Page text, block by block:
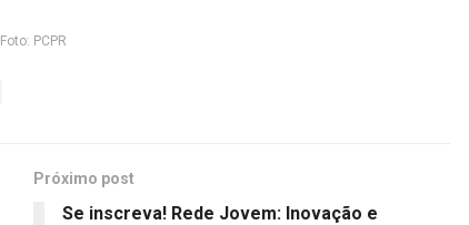
Foto: PCPR
Próximo post
Se inscreva! Rede Jovem: Inovação e